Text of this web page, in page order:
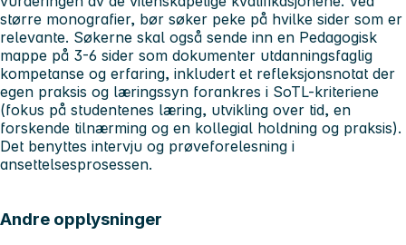
større monografier, bør søker peke på hvilke sider som er
relevante. Søkerne skal også sende inn en Pedagogisk
mappe på 3-6 sider som dokumenter utdanningsfaglig
kompetanse og erfaring, inkludert et refleksjonsnotat der
egen praksis og læringssyn forankres i SoTL-kriteriene
(fokus på studentenes læring, utvikling over tid, en
forskende tilnærming og en kollegial holdning og praksis).
Det benyttes intervju og prøveforelesning i
ansettelsesprosessen.
Andre opplysninger